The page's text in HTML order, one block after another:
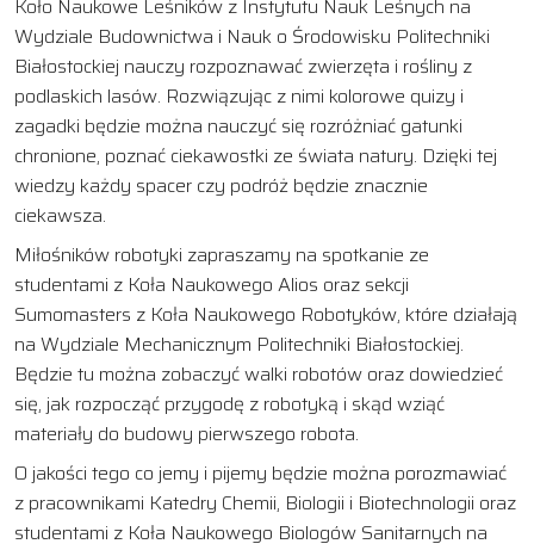
Koło Naukowe Leśników z Instytutu Nauk Leśnych na
Wydziale Budownictwa i Nauk o Środowisku Politechniki
Białostockiej nauczy rozpoznawać zwierzęta i rośliny z
podlaskich lasów. Rozwiązując z nimi kolorowe quizy i
zagadki będzie można nauczyć się rozróżniać gatunki
chronione, poznać ciekawostki ze świata natury. Dzięki tej
wiedzy każdy spacer czy podróż będzie znacznie
ciekawsza.
Miłośników robotyki zapraszamy na spotkanie ze
studentami z Koła Naukowego Alios oraz sekcji
Sumomasters z Koła Naukowego Robotyków, które działają
na Wydziale Mechanicznym Politechniki Białostockiej.
Będzie tu można zobaczyć walki robotów oraz dowiedzieć
się, jak rozpocząć przygodę z robotyką i skąd wziąć
materiały do budowy pierwszego robota.
O jakości tego co jemy i pijemy będzie można porozmawiać
z pracownikami Katedry Chemii, Biologii i Biotechnologii oraz
studentami z Koła Naukowego Biologów Sanitarnych na